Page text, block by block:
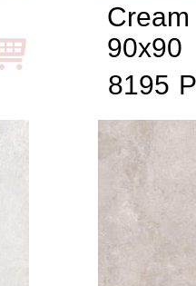
Cream
90x90
8195